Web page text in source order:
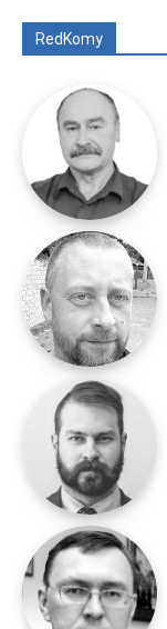
RedKomy